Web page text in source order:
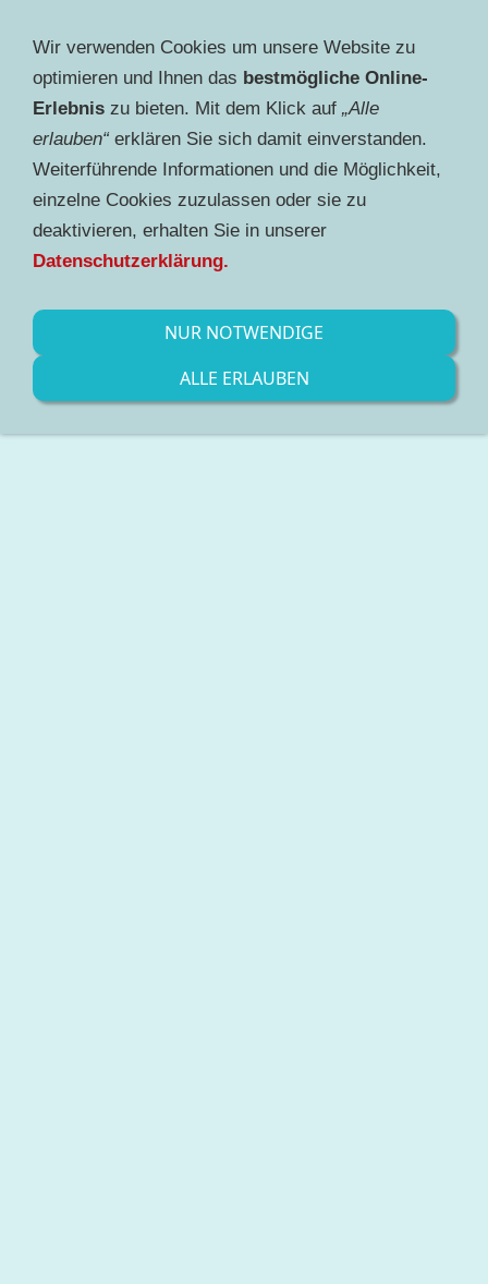
Navigation einblenden
Wir verwenden Cookies um unsere Website zu
optimieren und Ihnen das bestmögliche Online-
Erlebnis zu bieten. Mit dem Klick auf „Alle
erlauben“ erklären Sie sich damit einverstanden.
Weiterführende Informationen und die Möglichkeit,
einzelne Cookies zuzulassen oder sie zu
deaktivieren, erhalten Sie in unserer
Datenschutzerklärung.
NUR NOTWENDIGE
ALLE ERLAUBEN